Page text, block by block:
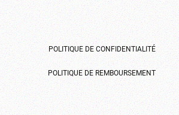
POLITIQUE DE CONFIDENTIALITÉ
POLITIQUE DE REMBOURSEMENT